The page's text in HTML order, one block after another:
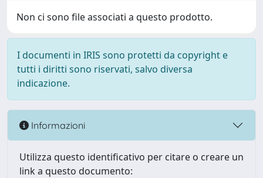
Non ci sono file associati a questo prodotto.
I documenti in IRIS sono protetti da copyright e
tutti i diritti sono riservati, salvo diversa
indicazione.
Informazioni
Utilizza questo identificativo per citare o creare un
link a questo documento: